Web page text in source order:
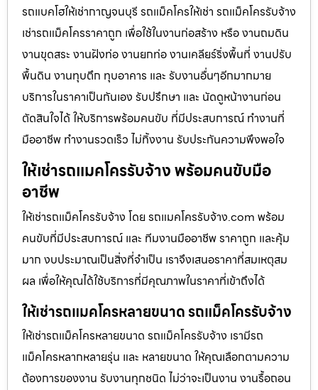
รถแบคโฮให้เช่ากาญจนบุรี รถแม็คโครให้เช่า รถแม็คโครรับจ้าง
เช่ารถแม็คโครราคาถูก เพื่อใช้ในงานก่อสร้าง หรือ งานถมดิน
งานขุดสระ งานฝังท่อ งานยกท่อ งานเคลียร์ริ่งพื้นที่ งานปรับ
พื้นดิน งานทุบตึก ทุบอาคาร และ รับงานอื่นๆอีกมากมาย
บริการในราคาเป็นกันเอง รับปรึกษา และ นัดดูหน้างานก่อน
ตัดสินใจได้ ให้บริการพร้อมคนขับ ที่มีประสบการณ์ ทำงานที่
มืออาชีพ ทำงานรวดเร็ว ไม่ทิ้งงาน รับประกันความพึงพอใจ
ให้เช่ารถแมคโครรับจ้าง พร้อมคนขับมือ
อาชีพ
ให้เช่ารถแม็คโครรับจ้าง โดย รถแมคโครรับจ้าง.com พร้อม
คนขับที่มีประสบการณ์ และ ทีมงานมืออาชีพ ราคาถูก และคุ้ม
มาก งบประมาณเป็นสิ่งที่จำเป็น เราจึงเสนอราคาที่สมเหตุสม
ผล เพื่อให้คุณได้ใช้บริการที่มีคุณภาพในราคาที่เข้าถึงได้
ให้เช่ารถแมคโครหลายขนาด รถแม็คโครรับจ้าง
ให้เช่ารถแม็คโครหลายขนาด รถแม็คโครรับจ้าง เรามีรถ
แม็คโครหลากหลายรุ่น และ หลายขนาด ให้คุณเลือกตามความ
ต้องการของงาน รับงานทุกชนิด ไม่ว่าจะเป็นงาน งานรื้อถอน